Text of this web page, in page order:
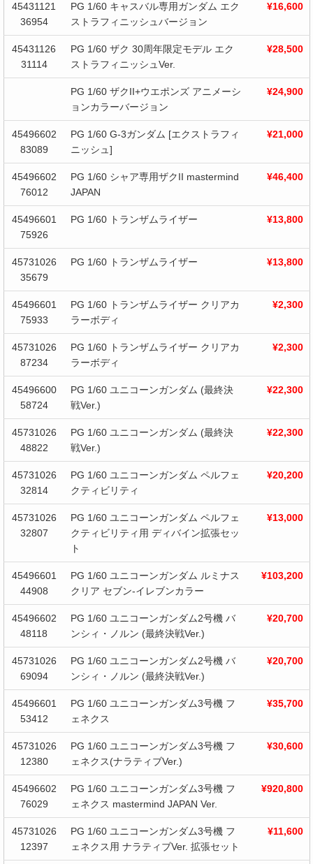
45431121
36954
PG 1/60 キャスバル専用ガンダム エク
ストラフィニッシュバージョン
¥16,600
45431126
31114
PG 1/60 ザク 30周年限定モデル エク
ストラフィニッシュVer.
¥28,500
PG 1/60 ザクII+ウエポンズ アニメーシ
ョンカラーバージョン
¥24,900
45496602
83089
PG 1/60 G-3ガンダム [エクストラフィ
ニッシュ]
¥21,000
45496602
76012
PG 1/60 シャア専用ザクII mastermind
JAPAN
¥46,400
45496601
75926
PG 1/60 トランザムライザー ¥13,800
45731026
35679
PG 1/60 トランザムライザー ¥13,800
45496601
75933
PG 1/60 トランザムライザー クリアカ
ラーボディ
¥2,300
45731026
87234
PG 1/60 トランザムライザー クリアカ
ラーボディ
¥2,300
45496600
58724
PG 1/60 ユニコーンガンダム (最終決
戦Ver.)
¥22,300
45731026
48822
PG 1/60 ユニコーンガンダム (最終決
戦Ver.)
¥22,300
45731026
32814
PG 1/60 ユニコーンガンダム ペルフェ
クティビリティ
¥20,200
45731026
32807
PG 1/60 ユニコーンガンダム ペルフェ
クティビリティ用 ディバイン拡張セッ
ト
¥13,000
45496601
44908
PG 1/60 ユニコーンガンダム ルミナス
クリア セブン-イレブンカラー
¥103,200
45496602
48118
PG 1/60 ユニコーンガンダム2号機 バ
ンシィ・ノルン (最終決戦Ver.)
¥20,700
45731026
69094
PG 1/60 ユニコーンガンダム2号機 バ
ンシィ・ノルン (最終決戦Ver.)
¥20,700
45496601
53412
PG 1/60 ユニコーンガンダム3号機 フ
ェネクス
¥35,700
45731026
12380
PG 1/60 ユニコーンガンダム3号機 フ
ェネクス(ナラティブVer.)
¥30,600
45496602
76029
PG 1/60 ユニコーンガンダム3号機 フ
ェネクス mastermind JAPAN Ver.
¥920,800
45731026
12397
PG 1/60 ユニコーンガンダム3号機 フ
ェネクス用 ナラティブVer. 拡張セット
¥11,600